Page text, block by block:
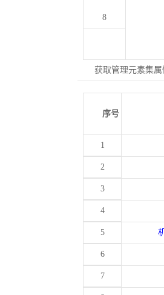
8
获取管理元素集
序号
1
2
3
4
5
6
7